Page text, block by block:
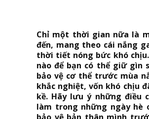
Chỉ một thời gian nữa là
đến, mang theo cái nắng
thời tiết nóng bức khó
nào để bạn có thể giữ gìn
bảo vệ cơ thể trước mùa
khắc nghiệt, vốn khó chịu
kề. Hãy lưu ý những điều
làm trong những ngày hè